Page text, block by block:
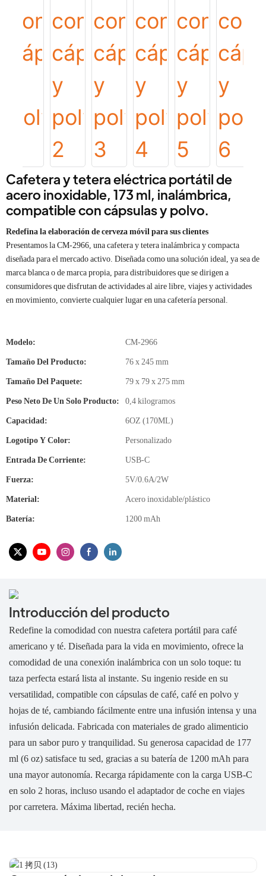
Cafetera y tetera eléctrica portátil de
acero inoxidable, 173 ml, inalámbrica,
compatible con cápsulas y polvo.
Redefina la elaboración de cerveza móvil para sus clientes
Presentamos la CM-2966, una cafetera y tetera inalámbrica y compacta
diseñada para el mercado activo. Diseñada como una solución ideal, ya sea de
marca blanca o de marca propia, para distribuidores que se dirigen a
consumidores que disfrutan de actividades al aire libre, viajes y actividades
en movimiento, convierte cualquier lugar en una cafetería personal.
Modelo: CM-2966
Tamaño Del Producto: 76 x 245 mm
Tamaño Del Paquete: 79 x 79 x 275 mm
Peso Neto De Un Solo Producto: 0,4 kilogramos
Capacidad: 6OZ (170ML)
Logotipo Y Color: Personalizado
Entrada De Corriente: USB-C
Fuerza: 5V/0.6A/2W
Material: Acero inoxidable/plástico
Batería: 1200 mAh
Introducción del producto
Redefine la comodidad con nuestra cafetera portátil para café
americano y té. Diseñada para la vida en movimiento, ofrecela
comodidad de una conexión inalámbrica con un solo toque: tu
taza perfecta estará lista al instante. Su ingenio reside en su
versatilidad, compatible con cápsulas de café, café en polvo y
hojas de té, cambiando fácilmente entre una infusión intensa y una
infusión delicada. Fabricada con materiales de grado alimenticio
para un sabor puro y tranquilidad. Su generosa capacidad de 177
ml (6 oz) satisface tu sed, gracias a su batería de 1200 mAh para
una mayor autonomía. Recarga rápidamente con la carga USB-C
en solo 2 horas, incluso usando el adaptador de coche en viajes
por carretera. Máxima libertad, recién hecha.